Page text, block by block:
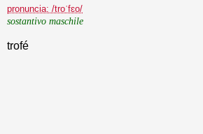
pronuncia: /troˈfɛo/
sostantivo maschile
trofé